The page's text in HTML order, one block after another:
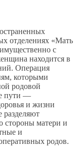
отделениях «Мать
с
находится в
Операция
которыми
родовой
пути —
и жизни
разделяют
стороны матери и
и
родов.